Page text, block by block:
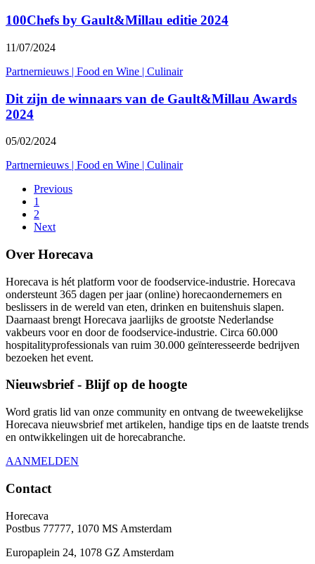
100Chefs by Gault&Millau editie 2024
11/07/2024
Partnernieuws | Food en Wine | Culinair
Dit zijn de winnaars van de Gault&Millau Awards
2024
05/02/2024
Partnernieuws | Food en Wine | Culinair
Previous
1
2
Next
Over Horecava
Horecava is hét platform voor de foodservice-industrie. Horecava
ondersteunt 365 dagen per jaar (online) horecaondernemers en
beslissers in de wereld van eten, drinken en buitenshuis slapen.
Daarnaast brengt Horecava jaarlijks de grootste Nederlandse
vakbeurs voor en door de foodservice-industrie. Circa 60.000
hospitalityprofessionals van ruim 30.000 geïnteresseerde bedrijven
bezoeken het event.
Nieuwsbrief - Blijf op de hoogte
Word gratis lid van onze community en ontvang de tweewekelijkse
Horecava nieuwsbrief met artikelen, handige tips en de laatste trends
en ontwikkelingen uit de horecabranche.
AANMELDEN
Contact
Horecava
Postbus 77777, 1070 MS Amsterdam
Europaplein 24, 1078 GZ Amsterdam